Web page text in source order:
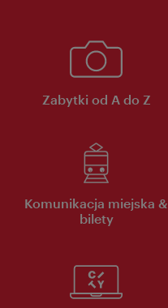
Zabytki od A do Z
Komunikacja miejska &
bilety